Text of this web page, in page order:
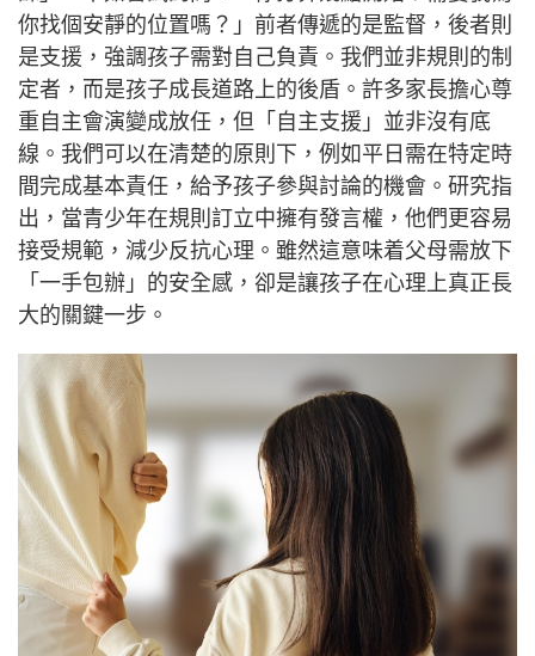
你找個安靜的位置嗎？」前者傳遞的是監督，後者則
是支援，強調孩子需對自己負責。我們並非規則的制
定者，而是孩子成長道路上的後盾。許多家長擔心尊
重自主會演變成放任，但「自主支援」並非沒有底
線。我們可以在清楚的原則下，例如平日需在特定時
間完成基本責任，給予孩子參與討論的機會。研究指
出，當青少年在規則訂立中擁有發言權，他們更容易
接受規範，減少反抗心理。雖然這意味着父母需放下
「一手包辦」的安全感，卻是讓孩子在心理上真正長
大的關鍵一步。